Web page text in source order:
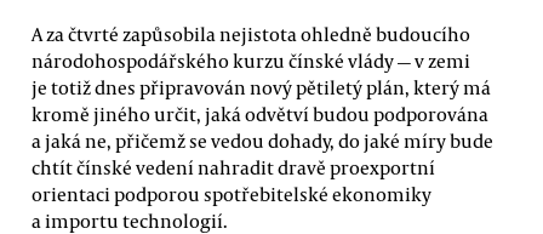
A za čtvrté zapůsobila nejistota ohledně budoucího
národohospodářského kurzu čínské vlády — v zemi
je totiž dnes připravován nový pětiletý plán, který má
kromě jiného určit, jaká odvětví budou podporována
a jaká ne, přičemž se vedou dohady, do jaké míry bude
chtít čínské vedení nahradit dravě proexportní
orientaci podporou spotřebitelské ekonomiky
a importu technologií.